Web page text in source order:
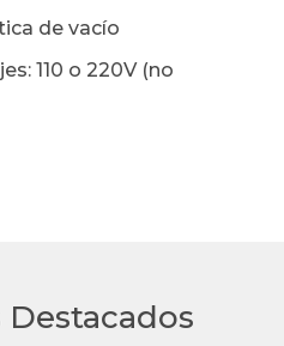
de vacío
110 o 220V (no